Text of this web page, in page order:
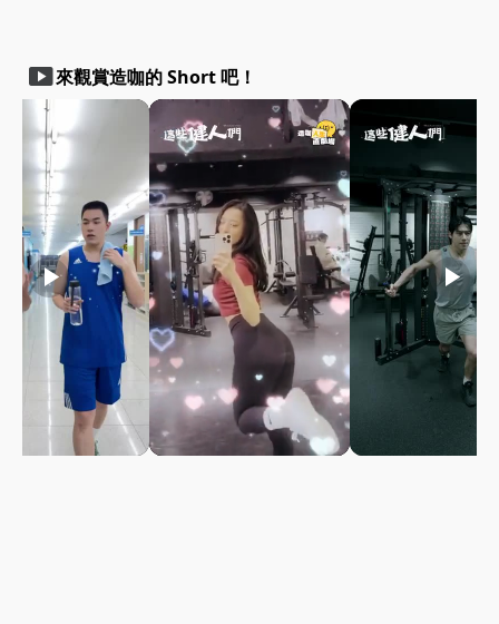
smart_display來觀賞造咖的 Short 吧！
play_arrow play_arrow play_arrow